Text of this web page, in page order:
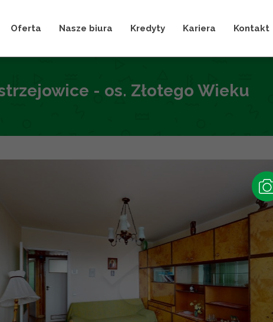
Oferta Nasze biura Kredyty Kariera Kontakt
- os. Złotego Wieku